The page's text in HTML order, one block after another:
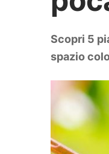
Scopri 5
spazio